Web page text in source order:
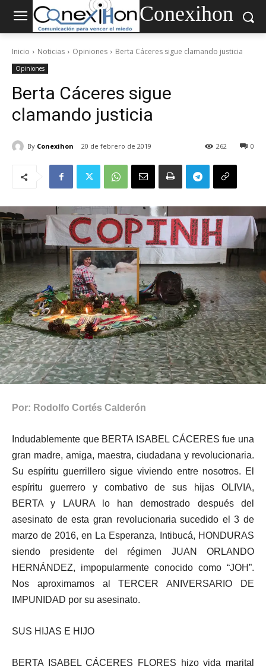
Conexihon
Inicio Noticias Opiniones Berta Cáceres sigue clamando justicia
Opiniones
Berta Cáceres sigue
clamando justicia
By Conexihon 20 de febrero de 2019 0
262
Por: Rodolfo Cortés Calderón
Indudablemente que BERTA ISABEL CÁCERES fue una
gran madre, amiga, maestra, ciudadana y revolucionaria.
Su espíritu guerrillero sigue viviendo entre nosotros. El
espíritu guerrero y combativo de sus hijas OLIVIA,
BERTA y LAURA lo han demostrado después del
asesinato de esta gran revolucionaria sucedido el 3 de
marzo de 2016, en La Esperanza, Intibucá, HONDURAS
siendo presidente del régimen JUAN ORLANDO
HERNÁNDEZ, impopularmente conocido como “JOH”.
Nos aproximamos al TERCER ANIVERSARIO DE
IMPUNIDAD por su asesinato.
SUS HIJAS E HIJO
BERTA ISABEL CÁCERES FLORES hizo vida marital